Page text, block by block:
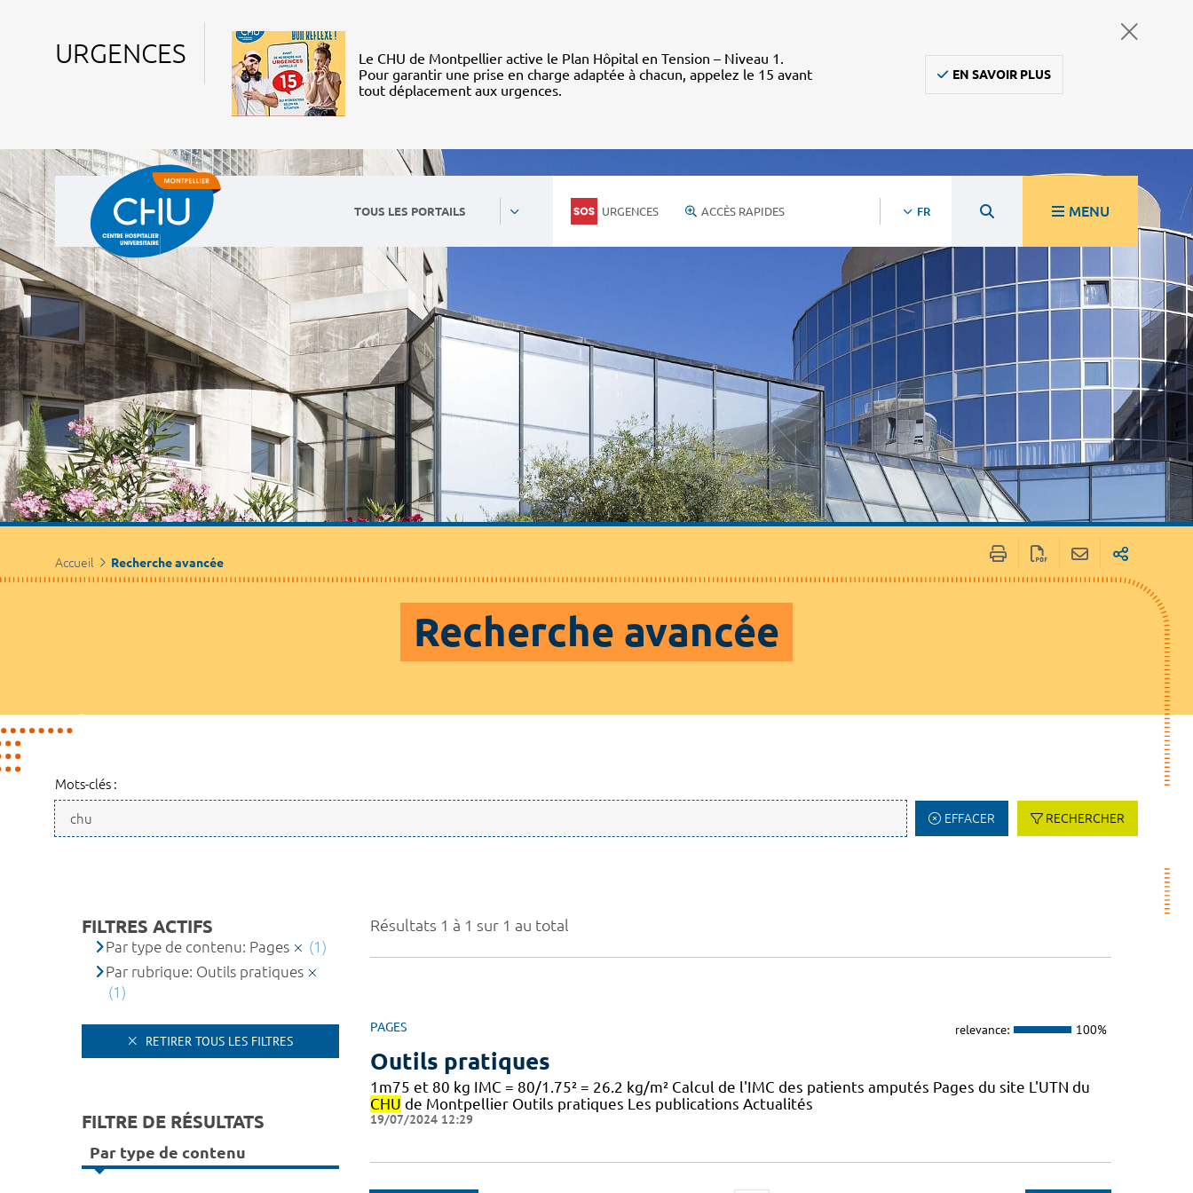
URGENCES
Le CHU de Montpellier active le Plan Hôpital en Tension – Niveau 1.
Pour garantir une prise en charge adaptée à chacun, appelez le 15 avant
tout déplacement aux urgences.
EN SAVOIR PLUS
TOUS LES PORTAILS URGENCES ACCÈS RAPIDES FR MENU
Accueil Recherche avancée
Recherche avancée
Mots-clés :
EFFACER RECHERCHER
Résultats 1 à 1 sur 1 au total
PAGES relevance: 100%
Outils pratiques
1m75 et 80 kg IMC = 80/1.75² = 26.2 kg/m² Calcul de l'IMC des patients amputés Pages du site L'UTN du
CHU de Montpellier Outils pratiques Les publications Actualités
19/07/2024 12:29
FILTRES ACTIFS
Par type de contenu: Pages
(1)
Par rubrique: Outils pratiques
(1)
RETIRER TOUS LES FILTRES
FILTRE DE RÉSULTATS
Par type de contenu